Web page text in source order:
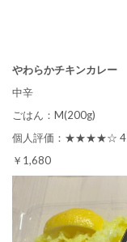
やわらかチキンカレー
中辛
ごはん：M(200g)
個人評価：★★★★☆ 4
￥1,680